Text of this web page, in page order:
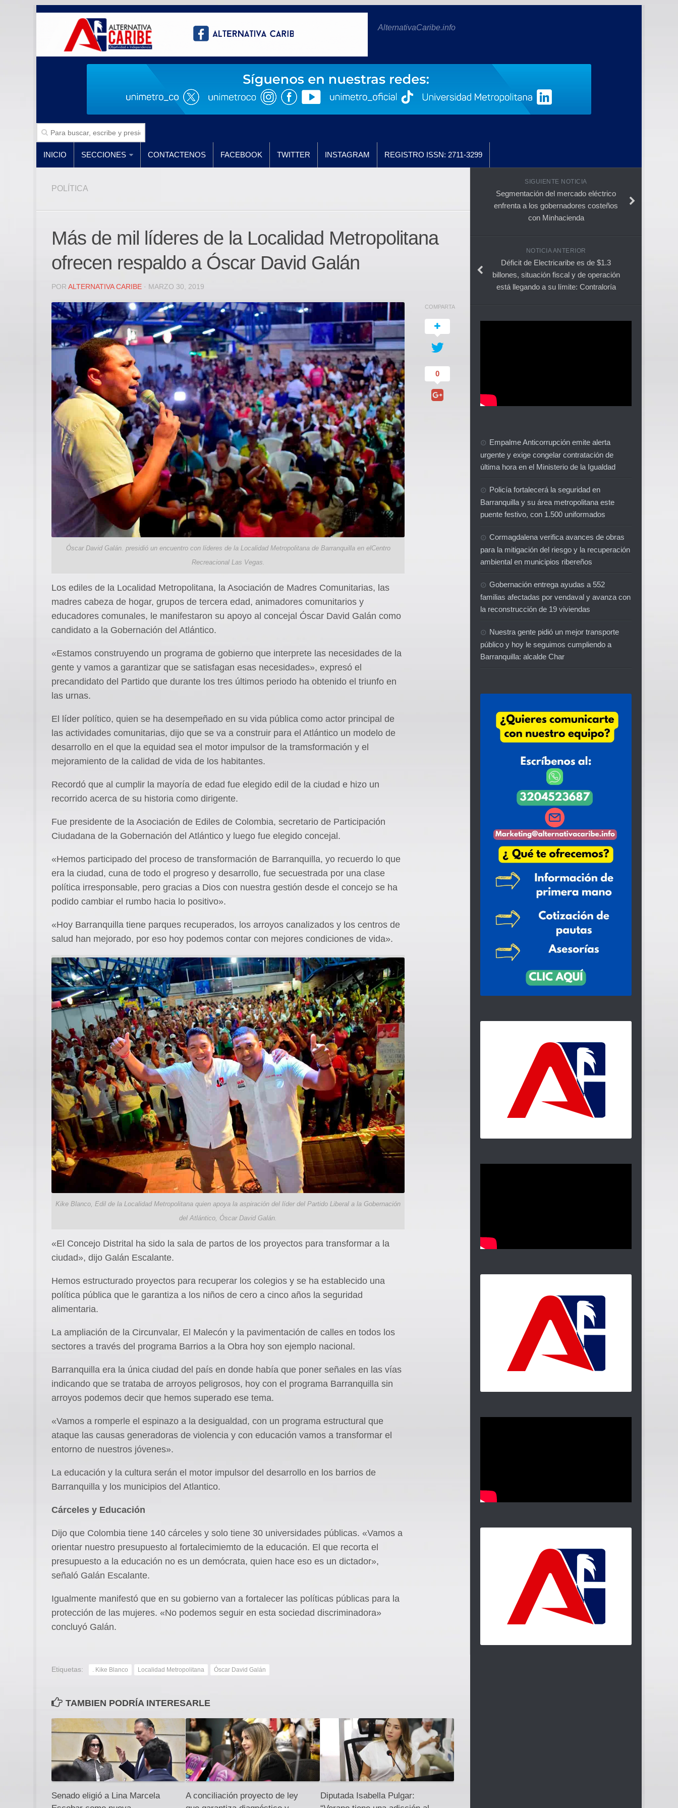
AlternativaCaribe.info
INICIO SECCIONES CONTACTENOS FACEBOOK TWITTER INSTAGRAM REGISTRO ISSN: 2711-3299
POLÍTICA
Más de mil líderes de la Localidad Metropolitana
ofrecen respaldo a Óscar David Galán
POR ALTERNATIVA CARIBE · MARZO 30, 2019
Óscar David Galán. presidió un encuentro con líderes de la Localidad Metropolitana de Barranquilla en elCentro
Recreacional Las Vegas.
Los ediles de la Localidad Metropolitana, la Asociación de Madres Comunitarias, las
madres cabeza de hogar, grupos de tercera edad, animadores comunitarios y
educadores comunales, le manifestaron su apoyo al concejal Óscar David Galán como
candidato a la Gobernación del Atlántico.
«Estamos construyendo un programa de gobierno que interprete las necesidades de la
gente y vamos a garantizar que se satisfagan esas necesidades», expresó el
precandidato del Partido que durante los tres últimos periodo ha obtenido el triunfo en
las urnas.
El líder político, quien se ha desempeñado en su vida pública como actor principal de
las actividades comunitarias, dijo que se va a construir para el Atlántico un modelo de
desarrollo en el que la equidad sea el motor impulsor de la tramsformación y el
mejoramiento de la calidad de vida de los habitantes.
Recordó que al cumplir la mayoría de edad fue elegido edil de la ciudad e hizo un
recorrido acerca de su historia como dirigente.
Fue presidente de la Asociación de Ediles de Colombia, secretario de Participación
Ciudadana de la Gobernación del Atlántico y luego fue elegido concejal.
«Hemos participado del proceso de transformación de Barranquilla, yo recuerdo lo que
era la ciudad, cuna de todo el progreso y desarrollo, fue secuestrada por una clase
política irresponsable, pero gracias a Dios con nuestra gestión desde el concejo se ha
podido cambiar el rumbo hacia lo positivo».
«Hoy Barranquilla tiene parques recuperados, los arroyos canalizados y los centros de
salud han mejorado, por eso hoy podemos contar con mejores condiciones de vida».
Kike Blanco, Edil de la Localidad Metropolitana quien apoya la aspiración del líder del Partido Liberal a la Gobernación
del Atlántico, Óscar David Galán.
«El Concejo Distrital ha sido la sala de partos de los proyectos para transformar a la
ciudad», dijo Galán Escalante.
Hemos estructurado proyectos para recuperar los colegios y se ha establecido una
política pública que le garantiza a los niños de cero a cinco años la seguridad
alimentaria.
La ampliación de la Circunvalar, El Malecón y la pavimentación de calles en todos los
sectores a través del programa Barrios a la Obra hoy son ejemplo nacional.
Barranquilla era la única ciudad del país en donde había que poner señales en las vías
indicando que se trataba de arroyos peligrosos, hoy con el programa Barranquilla sin
arroyos podemos decir que hemos superado ese tema.
«Vamos a romperle el espinazo a la desigualdad, con un programa estructural que
ataque las causas generadoras de violencia y con educación vamos a transformar el
entorno de nuestros jóvenes».
La educación y la cultura serán el motor impulsor del desarrollo en los barrios de
Barranquilla y los municipios del Atlantico.
Cárceles y Educación
Dijo que Colombia tiene 140 cárceles y solo tiene 30 universidades públicas. «Vamos a
orientar nuestro presupuesto al fortalecimiemto de la educación. El que recorta el
presupuesto a la educación no es un demócrata, quien hace eso es un dictador»,
señaló Galán Escalante.
Igualmente manifestó que en su gobierno van a fortalecer las políticas públicas para la
protección de las mujeres. «No podemos seguir en esta sociedad discriminadora»
concluyó Galán.
COMPARTA
0
Etiquetas: . Kike Blanco Localidad Metropolitana Óscar David Galán
TAMBIEN PODRÍA INTERESARLE
Senado eligió a Lina Marcela
A conciliación proyecto de ley
Diputada Isabella Pulgar:
SIGUIENTE NOTICIA
Segmentación del mercado eléctrico
enfrenta a los gobernadores costeños
con Minhacienda
NOTICIA ANTERIOR
Déficit de Electricaribe es de $1.3
billones, situación fiscal y de operación
está llegando a su límite: Contraloría
Empalme Anticorrupción emite alerta
urgente y exige congelar contratación de
última hora en el Ministerio de la Igualdad
Policía fortalecerá la seguridad en
Barranquilla y su área metropolitana este
puente festivo, con 1.500 uniformados
Cormagdalena verifica avances de obras
para la mitigación del riesgo y la recuperación
ambiental en municipios ribereños
Gobernación entrega ayudas a 552
familias afectadas por vendaval y avanza con
la reconstrucción de 19 viviendas
Nuestra gente pidió un mejor transporte
público y hoy le seguimos cumpliendo a
Barranquilla: alcalde Char